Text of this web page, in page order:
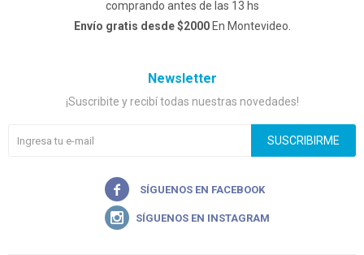
comprando antes de las 13 hs
Envío gratis desde $2000En Montevideo.
Newsletter
¡Suscribite y recibí todas nuestras novedades!
SUSCRIBIRME

